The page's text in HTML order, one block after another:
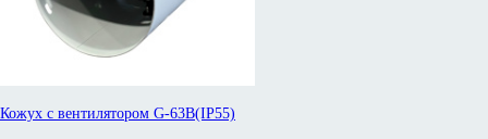
Кожух с вентилятором G-63B(IP55)